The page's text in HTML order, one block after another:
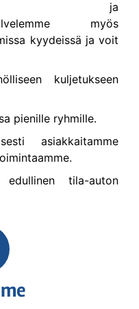
ja
myös
kyydeissä ja voit
kuljetukseen
pienille ryhmille.
asiakkaitamme
tila-auton